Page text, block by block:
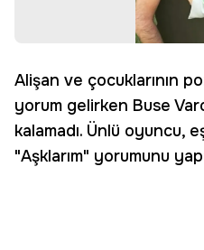
Alişan ve çocuklarının
yorum gelirken Buse
kalamadı. Ünlü oyuncu,
"Aşklarım" yorumunu